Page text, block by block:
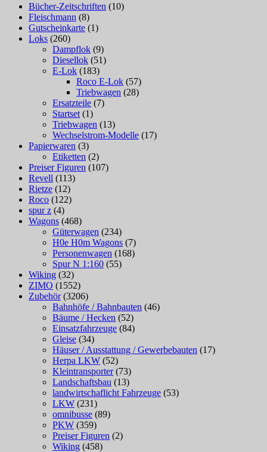
Bücher-Zeitschriften (10)
Fleischmann (8)
Gutscheinkarte (1)
Loks (260)
Dampflok (9)
Diesellok (51)
E-Lok (183)
Roco E-Lok (57)
Triebwagen (28)
Ersatzteile (7)
Startset (1)
Triebwagen (13)
Wechselstrom-Modelle (17)
Papierwaren (3)
Etiketten (2)
Preiser Figuren (107)
Revell (113)
Rietze (12)
Roco (122)
spur z (4)
Wagons (468)
Güterwagen (234)
H0e H0m Wagons (7)
Personenwagen (168)
Spur N 1:160 (55)
Wiking (32)
ZIMO (1552)
Zubehör (3206)
Bahnhöfe / Bahnbauten (46)
Bäume / Hecken (52)
Einsatzfahrzeuge (84)
Gleise (34)
Häuser / Ausstattung / Gewerbebauten (17)
Herpa LKW (52)
Kleintransporter (73)
Landschaftsbau (13)
landwirtschaflicht Fahrzeuge (53)
LKW (231)
omnibusse (89)
PKW (359)
Preiser Figuren (2)
Wiking (458)